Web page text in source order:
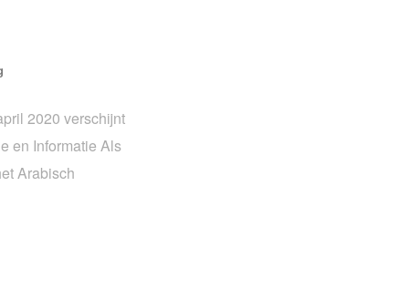
2020 verschijnt
en Informatie Als
Arabisch